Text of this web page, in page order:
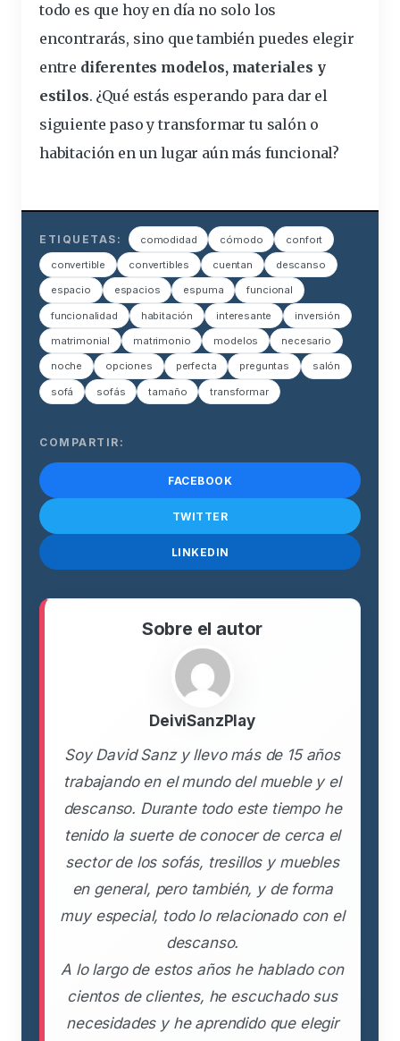
todo es que hoy en día no solo los
encontrarás, sino que también puedes elegir
entre diferentes modelos, materiales y
estilos. ¿Qué estás esperando para dar el
siguiente paso y transformar tu salón o
habitación en un lugar aún más funcional?
ETIQUETAS: comodidad cómodo confort
convertible convertibles cuentan descanso
espacio espacios espuma funcional
funcionalidad habitación interesante inversión
matrimonial matrimonio modelos necesario
noche opciones perfecta preguntas salón
sofá sofás tamaño transformar
COMPARTIR:
FACEBOOK
TWITTER
LINKEDIN
Sobre el autor
DeiviSanzPlay
Soy David Sanz y llevo más de 15 años
trabajando en el mundo del mueble y el
descanso. Durante todo este tiempo he
tenido la suerte de conocer de cerca el
sector de los sofás, tresillos y muebles
en general, pero también, y de forma
muy especial, todo lo relacionado con el
descanso.
A lo largo de estos años he hablado con
cientos de clientes, he escuchado sus
necesidades y he aprendido que elegir